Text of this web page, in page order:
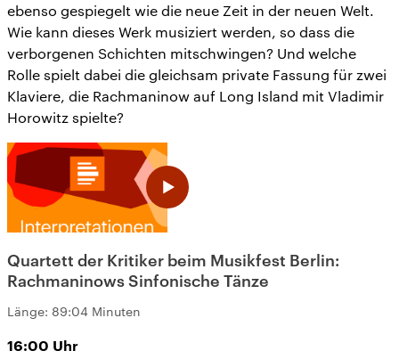
ebenso gespiegelt wie die neue Zeit in der neuen Welt.
Wie kann dieses Werk musiziert werden, so dass die
verborgenen Schichten mitschwingen? Und welche
Rolle spielt dabei die gleichsam private Fassung für zwei
Klaviere, die Rachmaninow auf Long Island mit Vladimir
Horowitz spielte?
Quartett der Kritiker beim Musikfest Berlin:
Rachmaninows Sinfonische Tänze
Länge: 89:04 Minuten
16:00 Uhr